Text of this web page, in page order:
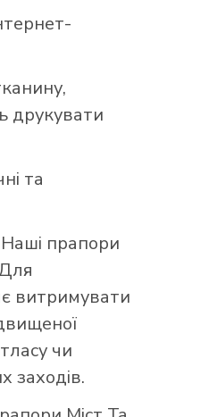
друкувати
та
прапори
витримувати
чи
заходів.